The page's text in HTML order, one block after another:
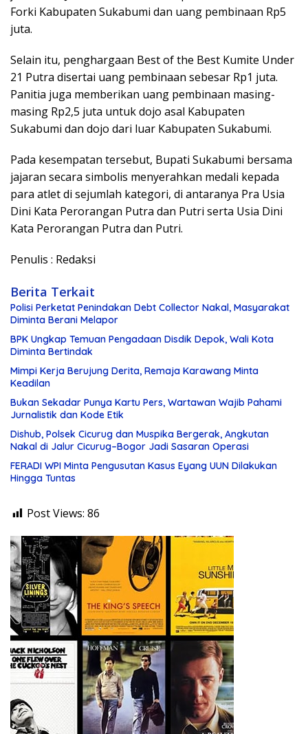
Forki Kabupaten Sukabumi dan uang pembinaan Rp5
juta.
Selain itu, penghargaan Best of the Best Kumite Under
21 Putra disertai uang pembinaan sebesar Rp1 juta.
Panitia juga memberikan uang pembinaan masing-
masing Rp2,5 juta untuk dojo asal Kabupaten
Sukabumi dan dojo dari luar Kabupaten Sukabumi.
Pada kesempatan tersebut, Bupati Sukabumi bersama
jajaran secara simbolis menyerahkan medali kepada
para atlet di sejumlah kategori, di antaranya Pra Usia
Dini Kata Perorangan Putra dan Putri serta Usia Dini
Kata Perorangan Putra dan Putri.
Penulis : Redaksi
Berita Terkait
Polisi Perketat Penindakan Debt Collector Nakal, Masyarakat
Diminta Berani Melapor
BPK Ungkap Temuan Pengadaan Disdik Depok, Wali Kota
Diminta Bertindak
Mimpi Kerja Berujung Derita, Remaja Karawang Minta
Keadilan
Bukan Sekadar Punya Kartu Pers, Wartawan Wajib Pahami
Jurnalistik dan Kode Etik
Dishub, Polsek Cicurug dan Muspika Bergerak, Angkutan
Nakal di Jalur Cicurug–Bogor Jadi Sasaran Operasi
FERADI WPI Minta Pengusutan Kasus Eyang UUN Dilakukan
Hingga Tuntas
Post Views: 86